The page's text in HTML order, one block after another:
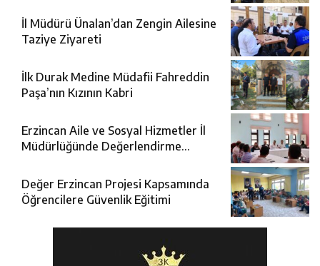
İl Müdürü Ünalan’dan Zengin Ailesine
Taziye Ziyareti
İlk Durak Medine Müdafii Fahreddin
Paşa’nın Kızının Kabri
Erzincan Aile ve Sosyal Hizmetler İl
Müdürlüğünde Değerlendirme
Değer Erzincan Projesi Kapsamında
Öğrencilere Güvenlik Eğitimi